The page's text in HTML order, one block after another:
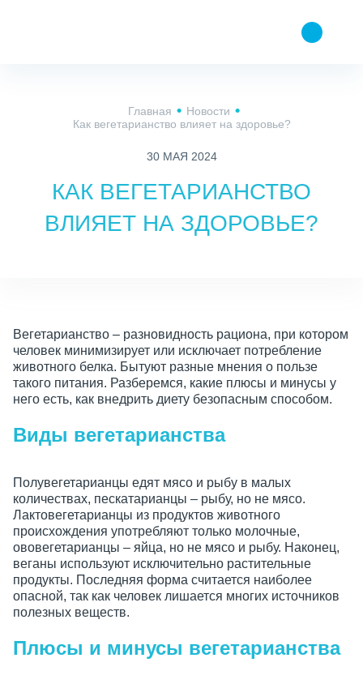
Главная
Новости
Как вегетарианство влияет на здоровье?
30 МАЯ 2024
КАК ВЕГЕТАРИАНСТВО
ВЛИЯЕТ НА ЗДОРОВЬЕ?
Вегетарианство – разновидность рациона, при котором
человек минимизирует или исключает потребление
животного белка. Бытуют разные мнения о пользе
такого питания. Разберемся, какие плюсы и минусы у
него есть, как внедрить диету безопасным способом.
Виды вегетарианства
Полувегетарианцы едят мясо и рыбу в малых
количествах, пескатарианцы – рыбу, но не мясо.
Лактовегетарианцы из продуктов животного
происхождения употребляют только молочные,
ововегетарианцы – яйца, но не мясо и рыбу. Наконец,
веганы используют исключительно растительные
продукты. Последняя форма считается наиболее
опасной, так как человек лишается многих источников
полезных веществ.
Плюсы и минусы вегетарианства